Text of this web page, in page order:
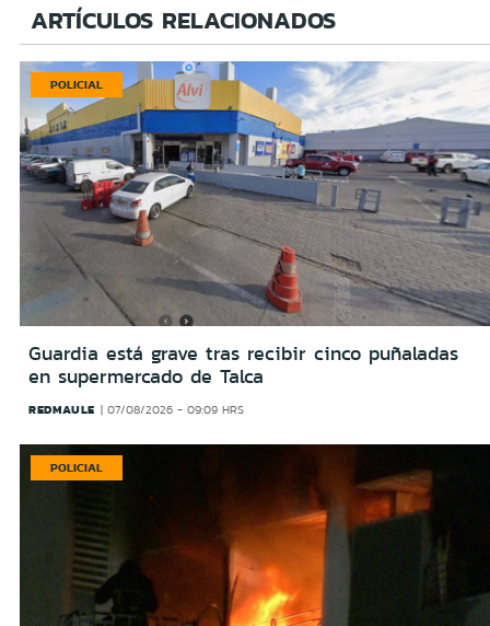
ARTÍCULOS RELACIONADOS
POLICIAL
Guardia está grave tras recibir cinco puñaladas
en supermercado de Talca
REDMAULE 07/08/2026 - 09:09 HRS
POLICIAL